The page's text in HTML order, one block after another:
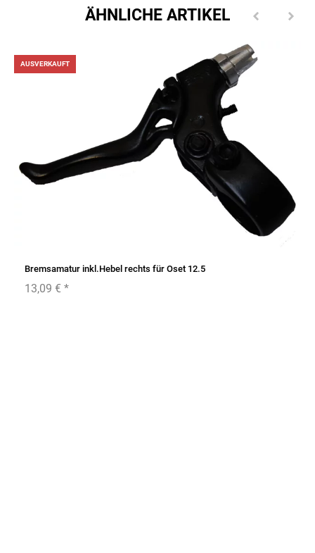
ÄHNLICHE ARTIKEL
AUSVERKAUFT
Bremsamatur inkl.Hebel rechts für Oset 12.5
13,09 € *